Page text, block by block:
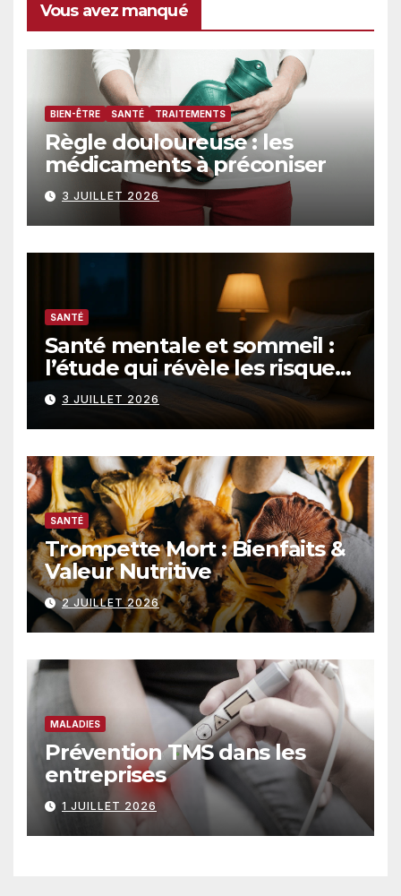
Vous avez manqué
BIEN-ÊTRE SANTÉ TRAITEMENTS
Règle douloureuse : les
médicaments à préconiser
3 JUILLET 2026
SANTÉ
Santé mentale et sommeil :
l’étude qui révèle les risques
accrus de troubles
psychiques
3 JUILLET 2026
SANTÉ
Trompette Mort : Bienfaits &
Valeur Nutritive
2 JUILLET 2026
MALADIES
Prévention TMS dans les
entreprises
1 JUILLET 2026